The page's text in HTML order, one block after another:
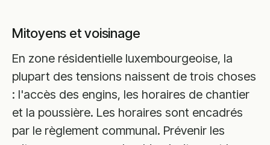
Mitoyens et voisinage
En zone résidentielle luxembourgeoise, la
plupart des tensions naissent de trois choses
: l'accès des engins, les horaires de chantier
et la poussière. Les horaires sont encadrés
par le règlement communal. Prévenir les